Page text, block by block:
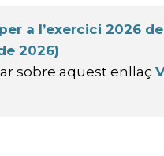
a l’exercici 2026 de
2026)
sobre aquest enllaç